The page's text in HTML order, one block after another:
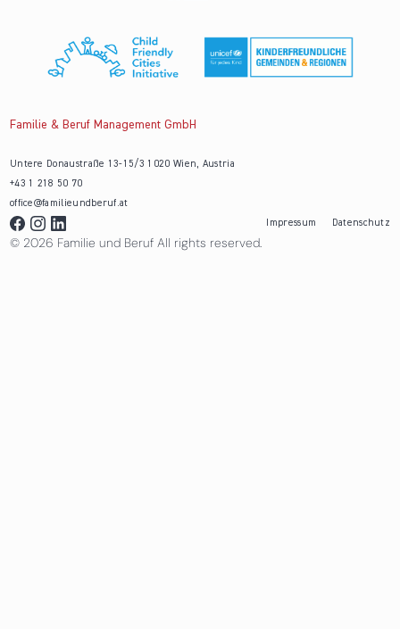
Familie & Beruf Management GmbH
Untere Donaustraße 13-15/3 1020 Wien, Austria
+43 1 218 50 70
office@familieundberuf.at
Impressum
Datenschutz
© 2026 Familie und Beruf All rights reserved.